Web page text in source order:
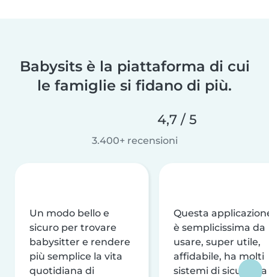
Babysits è la piattaforma di cui
le famiglie si fidano di più.
4,7 / 5
3.400+ recensioni
Un modo bello e
sicuro per trovare
babysitter e rendere
più semplice la vita
quotidiana di
Questa
è semplicissima da
usare, super utile,
affidabile, ha molti
sistemi di sicurezza